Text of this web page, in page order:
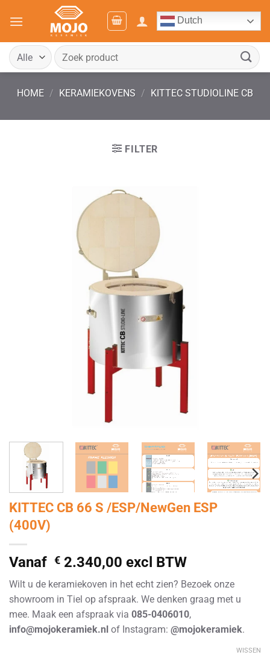
naar
Dutch
Zoeken
naar:
HOME / KERAMIEKOVENS / KITTEC STUDIOLINE CB
FILTER
KITTEC CB 66 S /ESP/NewGen ESP
(400V)
Vanaf € 2.340,00 excl BTW
Wilt u de keramiekoven in het echt zien? Bezoek onze
showroom in Tiel op afspraak. We denken graag met u
mee. Maak een afspraak via 085-0406010,
info@mojokeramiek.nl of Instagram: @mojokeramiek.
WISSEN